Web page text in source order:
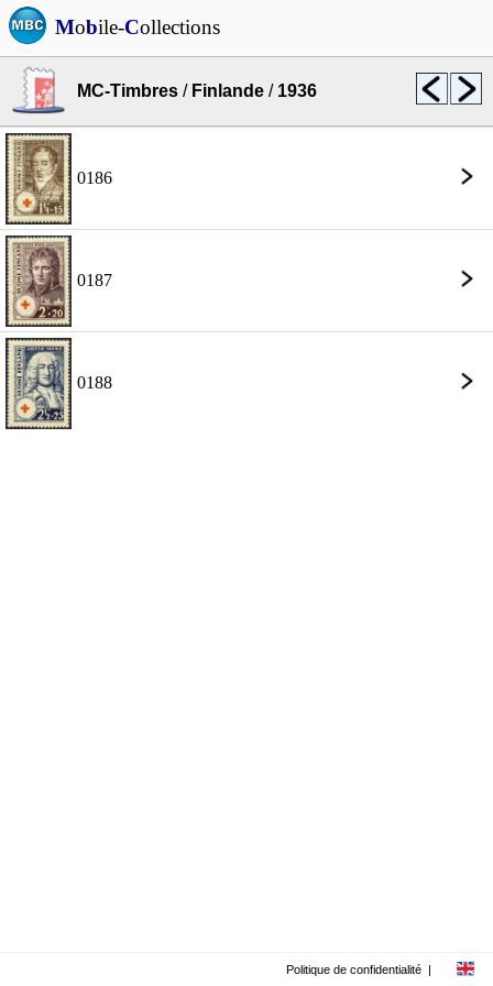
Mobile-Collections
MC-Timbres / Finlande / 1936
0186
0187
0188
Politique de confidentialité |